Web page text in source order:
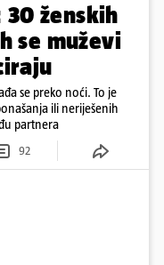
ženskih
se muževi
se preko noći. To je
ili neriješenih
partnera
92